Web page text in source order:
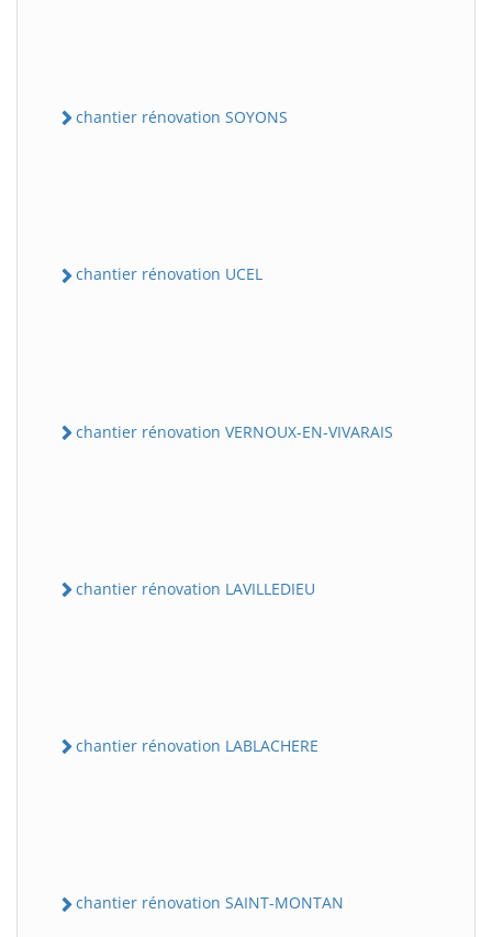
chantier rénovation SOYONS
chantier rénovation UCEL
chantier rénovation VERNOUX-EN-VIVARAIS
chantier rénovation LAVILLEDIEU
chantier rénovation LABLACHERE
chantier rénovation SAINT-MONTAN